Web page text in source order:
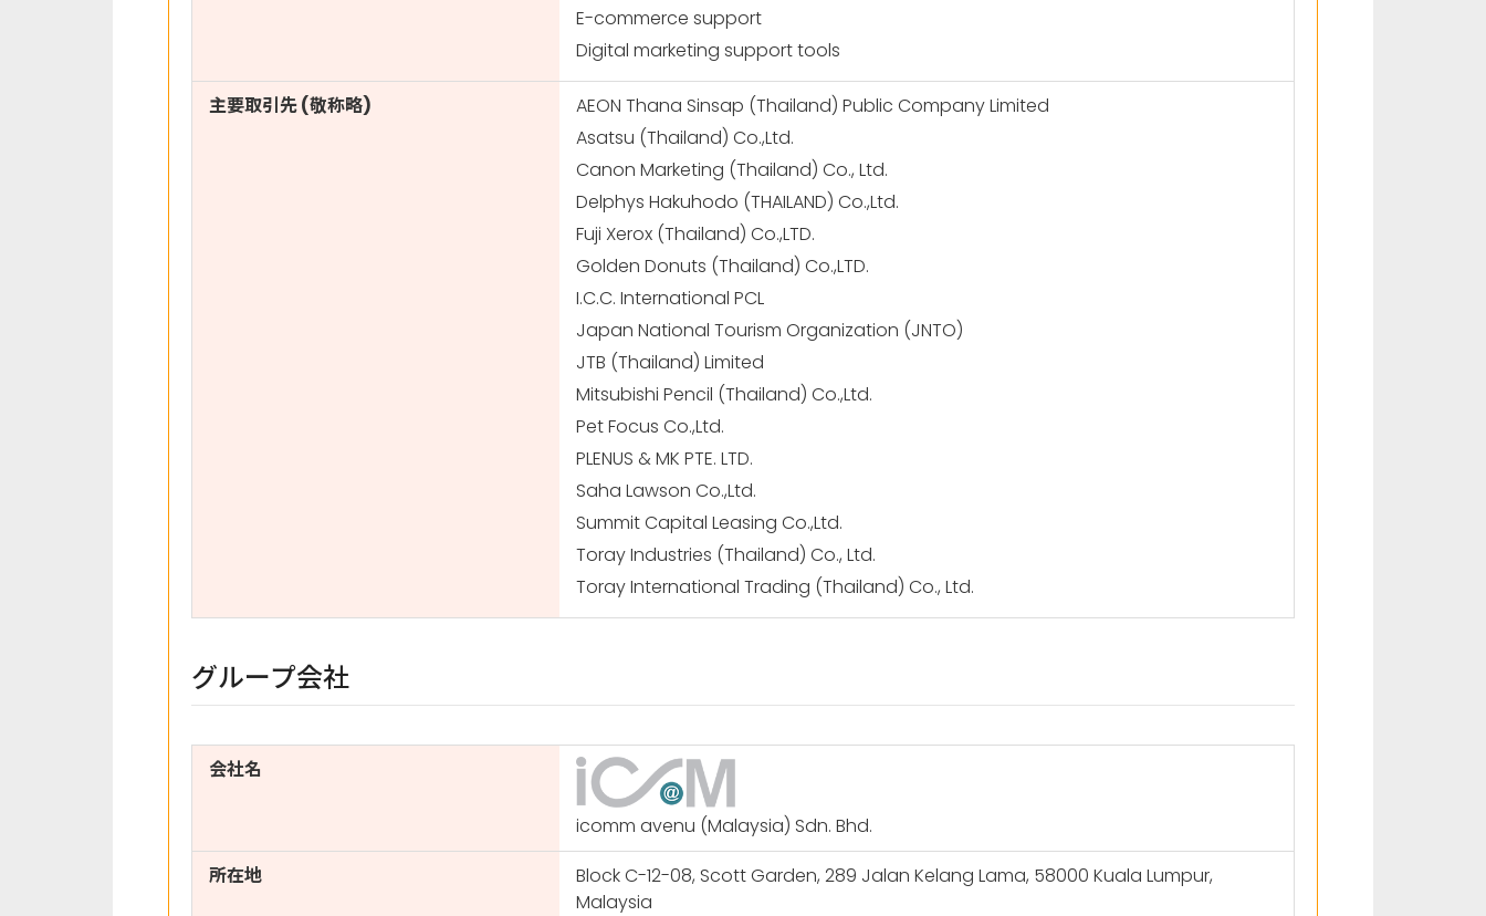
E-commerce support
Digital marketing support tools
主要取引先 (敬称略)
AEON Thana Sinsap (Thailand) Public Company Limited
Asatsu (Thailand) Co.,Ltd.
Canon Marketing (Thailand) Co., Ltd.
Delphys Hakuhodo (THAILAND) Co.,Ltd.
Fuji Xerox (Thailand) Co.,LTD.
Golden Donuts (Thailand) Co.,LTD.
I.C.C. International PCL
Japan National Tourism Organization (JNTO)
JTB (Thailand) Limited
Mitsubishi Pencil (Thailand) Co.,Ltd.
Pet Focus Co.,Ltd.
PLENUS & MK PTE. LTD.
Saha Lawson Co.,Ltd.
Summit Capital Leasing Co.,Ltd.
Toray Industries (Thailand) Co., Ltd.
Toray International Trading (Thailand) Co., Ltd.
グループ会社
会社名
icomm avenu (Malaysia) Sdn. Bhd.
所在地
Block C-12-08, Scott Garden, 289 Jalan Kelang Lama, 58000 Kuala Lumpur,
Malaysia